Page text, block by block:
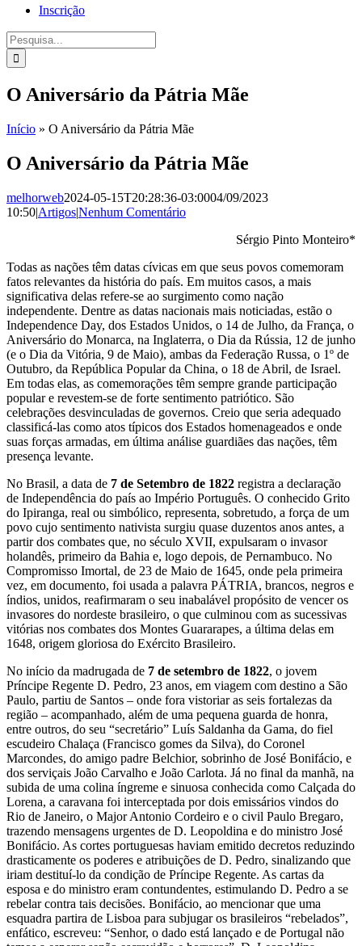
Inscrição
Procurar
por:
O Aniversário da Pátria Mãe
Início » O Aniversário da Pátria Mãe
O Aniversário da Pátria Mãe
melhorweb2024-05-15T20:28:36-03:0004/09/2023
10:50|Artigos|Nenhum Comentário
Sérgio Pinto Monteiro*
Todas as nações têm datas cívicas em que seus povos comemoram
fatos relevantes da história do país. Em muitos casos, a mais
significativa delas refere-se ao surgimento como nação
independente. Dentre as datas nacionais mais noticiadas, estão o
Independence Day, dos Estados Unidos, o 14 de Julho, da França, o
Aniversário do Monarca, na Inglaterra, o Dia da Rússia, 12 de junho
(e o Dia da Vitória, 9 de Maio), ambas da Federação Russa, o 1º de
Outubro, da República Popular da China, o 18 de Abril, de Israel.
Em todas elas, as comemorações têm sempre grande participação
popular e revestem-se de forte sentimento patriótico. São
celebrações desvinculadas de governos. Creio que seria adequado
classificá-las como atos típicos dos Estados homenageados e onde
suas forças armadas, em última análise guardiães das nações, têm
presença levante.
No Brasil, a data de 7 de Setembro de 1822 registra a declaração
de Independência do país ao Império Português. O conhecido Grito
do Ipiranga, real ou simbólico, representa, sobretudo, a força de um
povo cujo sentimento nativista surgiu quase duzentos anos antes, a
partir dos combates que, no século XVII, expulsaram o invasor
holandês, primeiro da Bahia e, logo depois, de Pernambuco. No
Compromisso Imortal, de 23 de Maio de 1645, onde pela primeira
vez, em documento, foi usada a palavra PÁTRIA, brancos, negros e
índios, unidos, reafirmaram o seu inabalável propósito de vencer os
invasores do nordeste brasileiro, o que culminou com as sucessivas
vitórias nos combates dos Montes Guararapes, a última delas em
1648, origem gloriosa do Exército Brasileiro.
No início da madrugada de 7 de setembro de 1822, o jovem
Príncipe Regente D. Pedro, 23 anos, em viagem com destino a São
Paulo, partiu de Santos – onde fora vistoriar as seis fortalezas da
região – acompanhado, além de uma pequena guarda de honra,
entre outros, do seu “secretário” Luís Saldanha da Gama, do fiel
escudeiro Chalaça (Francisco gomes da Silva), do Coronel
Marcondes, do amigo padre Belchior, sobrinho de José Bonifácio, e
dos serviçais João Carvalho e João Carlota. Já no final da manhã, na
subida de uma colina íngreme e sinuosa conhecida como Calçada do
Lorena, a caravana foi interceptada por dois emissários vindos do
Rio de Janeiro, o MajorAntonio Cordeiro e o civil Paulo Bregaro,
trazendo mensagens urgentes de D. Leopoldina e do ministro José
Bonifácio. As cortes portuguesas haviam emitido decretos reduzindo
drasticamente os poderes e atribuições de D. Pedro, sinalizando que
iriam destituí-lo da condição de Príncipe Regente. As cartas da
esposa e do ministro eram contundentes, estimulando D. Pedro a se
rebelar contra tais decisões. Bonifácio, ao mencionar que uma
esquadra partira de Lisboa para subjugar os brasileiros “rebelados”,
enfático, escreveu: “Senhor, o dado está lançado e de Portugal não